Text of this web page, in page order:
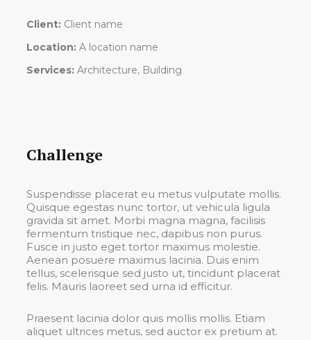
Client: Client name
Location: A location name
Services: Architecture, Building
Challenge
Suspendisse placerat eu metus vulputate mollis.
Quisque egestas nunc tortor, ut vehicula ligula
gravida sit amet. Morbi magna magna, facilisis
fermentum tristique nec, dapibus non purus.
Fusce in justo eget tortor maximus molestie.
Aenean posuere maximus lacinia. Duis enim
tellus, scelerisque sed justo ut, tincidunt placerat
felis. Mauris laoreet sed urna id efficitur.
Praesent lacinia dolor quis mollis mollis. Etiam
aliquet ultrices metus, sed auctor ex pretium at.